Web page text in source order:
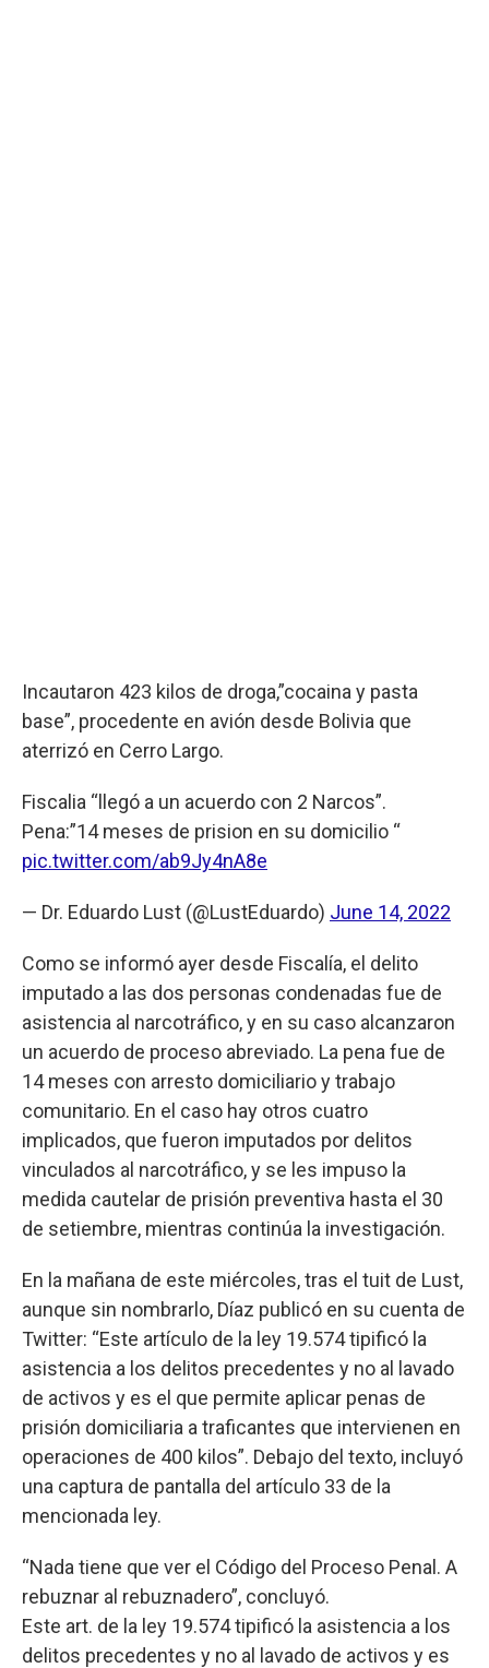
Incautaron 423 kilos de droga,”cocaina y pasta
base”, procedente en avión desde Bolivia que
aterrizó en Cerro Largo.
Fiscalia “llegó a un acuerdo con 2 Narcos”.
Pena:”14 meses de prision en su domicilio “
pic.twitter.com/ab9Jy4nA8e
— Dr. Eduardo Lust (@LustEduardo) June 14, 2022
Como se informó ayer desde Fiscalía, el delito
imputado a las dos personas condenadas fue de
asistencia al narcotráfico, y en su caso alcanzaron
un acuerdo de proceso abreviado. La pena fue de
14 meses con arresto domiciliario y trabajo
comunitario. En el caso hay otros cuatro
implicados, que fueron imputados por delitos
vinculados al narcotráfico, y se les impuso la
medida cautelar de prisión preventiva hasta el 30
de setiembre, mientras continúa la investigación.
En la mañana de este miércoles, tras el tuit de Lust,
aunque sin nombrarlo, Díaz publicó en su cuenta de
Twitter: “Este artículo de la ley 19.574 tipificó la
asistencia a los delitos precedentes y no al lavado
de activos y es el que permite aplicar penas de
prisión domiciliaria a traficantes que intervienen en
operaciones de 400 kilos”. Debajo del texto, incluyó
una captura de pantalla del artículo 33 de la
mencionada ley.
“Nada tiene que ver el Código del Proceso Penal. A
rebuznar al rebuznadero”, concluyó.
Este art. de la ley 19.574 tipificó la asistencia a los
delitos precedentes y no al lavado de activos y es